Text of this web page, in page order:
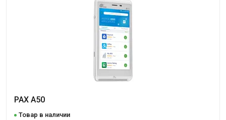
PAX A50
Товар в наличии